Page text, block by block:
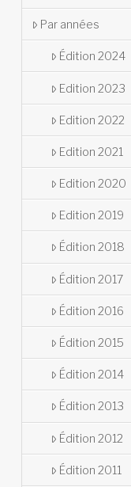
Par années
Édition 2024
Edition 2023
Edition 2022
Edition 2021
Edition 2020
Edition 2019
Édition 2018
Édition 2017
Édition 2016
Édition 2015
Édition 2014
Édition 2013
Édition 2012
Édition 2011